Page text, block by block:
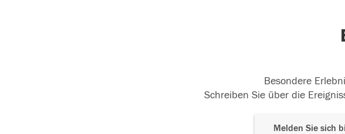
Besondere
Schreiben Sie über die
Melden Sie sich